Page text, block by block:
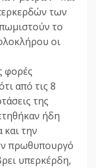
των
το
οι
φορές
από τις 8
της
ήδη
την
πρωθυπουργό
υπερκέρδη,